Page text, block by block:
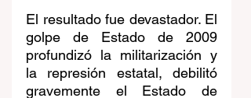
El resultado fue devastador. El
golpe de Estado de 2009
profundizó la militarización y
la represión estatal, debilitó
gravemente el Estado de